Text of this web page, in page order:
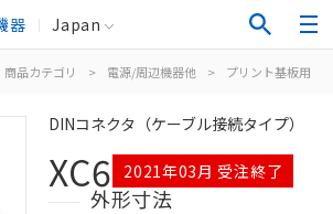
器 Japan
商品カテゴリ > 電源/周辺機器他 > プリント基板用コ
DINコネクタ（ケーブル接続タイプ）
XC6 2021年03月 受注終了
外形寸法